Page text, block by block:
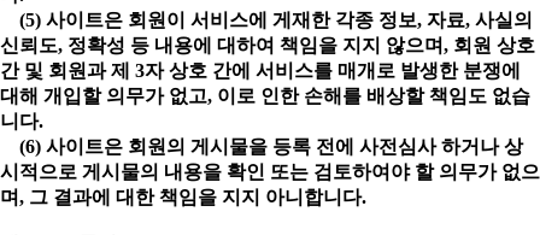
(5) 사이트은 회원이 서비스에 게재한 각종 정보, 자료, 사실의
신뢰도, 정확성 등 내용에 대하여 책임을 지지 않으며, 회원 상호
간 및 회원과 제 3자 상호 간에 서비스를 매개로 발생한 분쟁에
대해 개입할 의무가 없고, 이로 인한 손해를 배상할 책임도 없습
니다.
(6) 사이트은 회원의 게시물을 등록 전에 사전심사 하거나 상
시적으로 게시물의 내용을 확인 또는 검토하여야 할 의무가 없으
며, 그 결과에 대한 책임을 지지 아니합니다.